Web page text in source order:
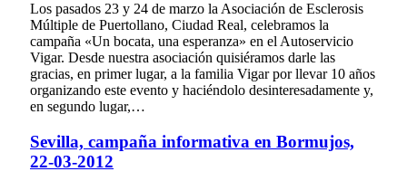
Los pasados 23 y 24 de marzo la Asociación de Esclerosis
Múltiple de Puertollano, Ciudad Real, celebramos la
campaña «Un bocata, una esperanza» en el Autoservicio
Vigar. Desde nuestra asociación quisiéramos darle las
gracias, en primer lugar, a la familia Vigar por llevar 10 años
organizando este evento y haciéndolo desinteresadamente y,
en segundo lugar,…
Sevilla, campaña informativa en Bormujos,
22-03-2012